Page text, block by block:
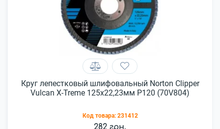
Круг лепестковый шлифовальный Norton Clipper
Vulcan X-Treme 125x22,23мм Р120 (70V804)
Код товара: 231412
282 грн.